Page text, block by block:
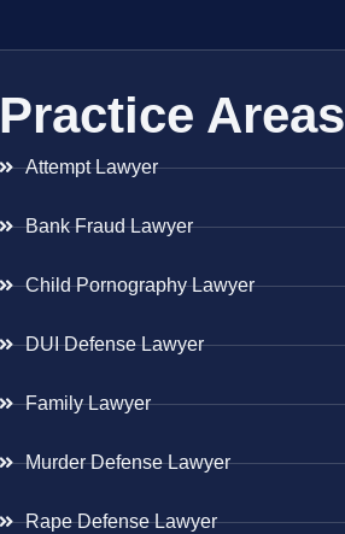
Practice Areas
Attempt Lawyer
Bank Fraud Lawyer
Child Pornography Lawyer
DUI Defense Lawyer
Family Lawyer
Murder Defense Lawyer
Rape Defense Lawyer